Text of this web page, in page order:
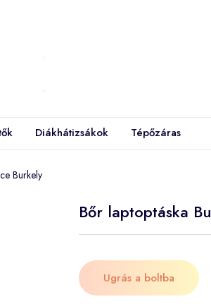
Diákhátizsákok Tépőzáras
Burkely
Bőr laptoptáska
Ugrás a boltba